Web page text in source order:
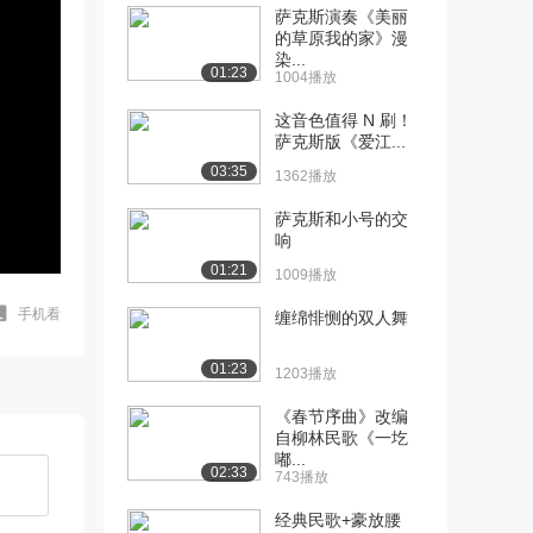
手机看
01:23
萨克斯演奏《美丽
的草原我的家》漫
染...
1004播放
03:35
这音色值得 N 刷！
萨克斯版《爱江...
1362播放
01:21
萨克斯和小号的交
响
1009播放
01:23
缠绵悱恻的双人舞
1203播放
02:33
《春节序曲》改编
自柳林民歌《一圪
嘟...
743播放
经典民歌+豪放腰